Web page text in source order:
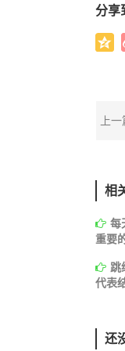
分享
上一
相
每
重要
跳
代表
还